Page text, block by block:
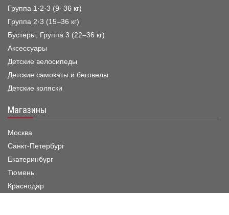
Группа 1·2·3 (9–36 кг)
Группа 2·3 (15–36 кг)
Бустеры, Группа 3 (22–36 кг)
Аксессуары
Детские велосипеды
Детские самокаты и беговелы
Детские коляски
Магазины
Москва
Санкт-Петербург
Екатеринбург
Тюмень
Краснодар